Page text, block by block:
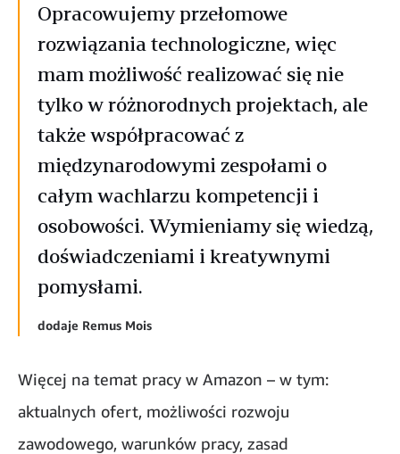
Opracowujemy przełomowe
rozwiązania technologiczne, więc
mam możliwość realizować się nie
tylko w różnorodnych projektach, ale
także współpracować z
międzynarodowymi zespołami o
całym wachlarzu kompetencji i
osobowości. Wymieniamy się wiedzą,
doświadczeniami i kreatywnymi
pomysłami.
dodaje Remus Mois
Więcej na temat pracy w Amazon – w tym:
aktualnych ofert, możliwości rozwoju
zawodowego, warunków pracy, zasad